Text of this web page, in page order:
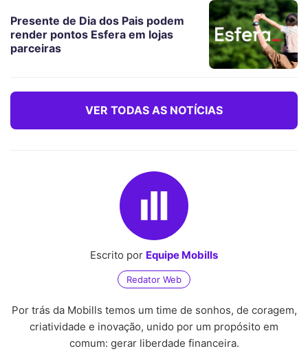
Presente de Dia dos Pais podem
render pontos Esfera em lojas
parceiras
VER TODAS AS NOTÍCIAS
Escrito por Equipe Mobills
Redator Web
Por trás da Mobills temos um time de sonhos, de coragem,
criatividade e inovação, unido por um propósito em
comum: gerar liberdade financeira.